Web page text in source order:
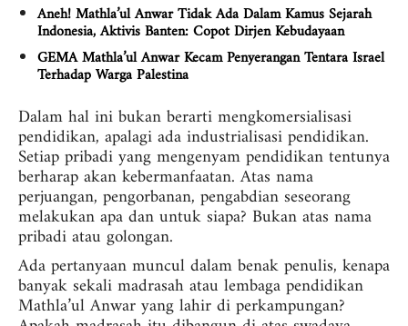
Aneh! Mathla’ul Anwar Tidak Ada Dalam Kamus Sejarah
Indonesia, Aktivis Banten: Copot Dirjen Kebudayaan
GEMA Mathla’ul Anwar Kecam Penyerangan Tentara Israel
Terhadap Warga Palestina
Dalam hal ini bukan berarti mengkomersialisasi
pendidikan, apalagi ada industrialisasi pendidikan.
Setiap pribadi yang mengenyam pendidikan tentunya
berharap akan kebermanfaatan. Atas nama
perjuangan, pengorbanan, pengabdian seseorang
melakukan apa dan untuk siapa? Bukan atas nama
pribadi atau golongan.
Ada pertanyaan muncul dalam benak penulis, kenapa
banyak sekali madrasah atau lembaga pendidikan
Mathla’ul Anwar yang lahir di perkampungan?